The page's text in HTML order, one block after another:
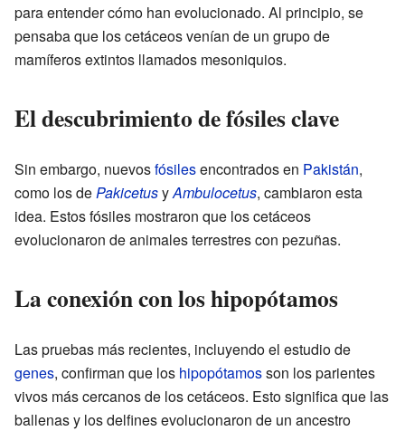
para entender cómo han evolucionado. Al principio, se
pensaba que los cetáceos venían de un grupo de
mamíferos extintos llamados mesoniquios.
El descubrimiento de fósiles clave
Sin embargo, nuevosfósilesencontrados en Pakistán,
como los dePakicetusyAmbulocetus, cambiaron esta
idea. Estos fósiles mostraron que los cetáceos
evolucionaron de animales terrestres con pezuñas.
La conexión con los hipopótamos
Las pruebas más recientes, incluyendo el estudio de
genes, confirman que los hipopótamosson los parientes
vivos más cercanos de los cetáceos. Esto significa que las
ballenas y los delfines evolucionaron de un ancestro